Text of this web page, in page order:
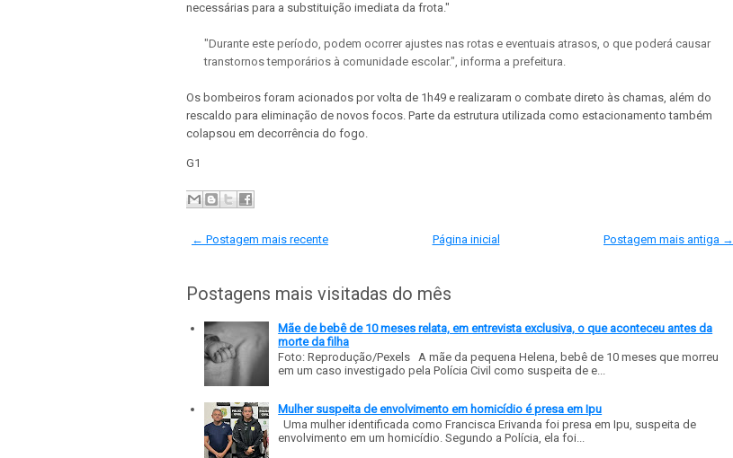
necessárias para a substituição imediata da frota."
"Durante este período, podem ocorrer ajustes nas rotas e eventuais atrasos, o que poderá causar
transtornos temporários à comunidade escolar.", informa a prefeitura.
Os bombeiros foram acionados por volta de 1h49 e realizaram o combate direto às chamas, além do
rescaldo para eliminação de novos focos. Parte da estrutura utilizada como estacionamento também
colapsou em decorrência do fogo.
G1
← Postagem mais recente Postagem mais antiga →
Página inicial
Postagens mais visitadas do mês
Mãe de bebê de 10 meses relata, em entrevista exclusiva, o que aconteceu antes da
morte da filha
Foto: Reprodução/Pexels A mãe da pequena Helena, bebê de 10 meses que morreu
em um caso investigado pela Polícia Civil como suspeita de e...
Mulher suspeita de envolvimento em homicídio é presa em Ipu
Uma mulher identificada como Francisca Erivanda foi presa em Ipu, suspeita de
envolvimento em um homicídio. Segundo a Polícia, ela foi...